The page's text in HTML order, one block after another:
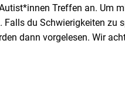
Treffen an. Um
du Schwierigkeiten zu
dann vorgelesen. Wir